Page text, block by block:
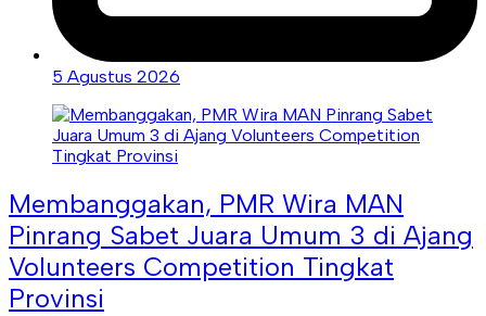
5 Agustus 2026
Membanggakan, PMR Wira MAN
Pinrang Sabet Juara Umum 3 di Ajang
Volunteers Competition Tingkat
Provinsi